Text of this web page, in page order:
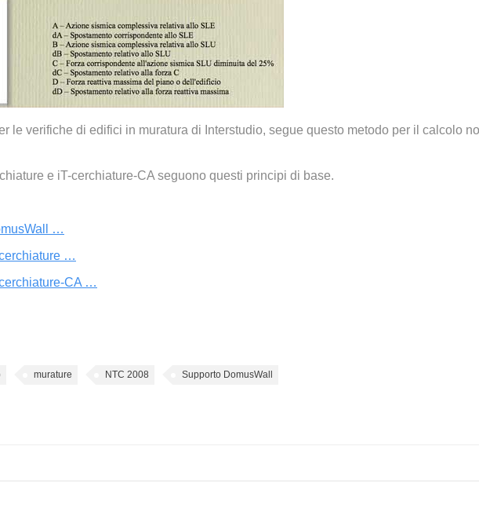
le verifiche di edifici in muratura di Interstudio, segue questo metodo per il calcolo
e iT-cerchiature-CA seguono questi principi di base.
…
…
CA …
murature NTC 2008 Supporto DomusWall